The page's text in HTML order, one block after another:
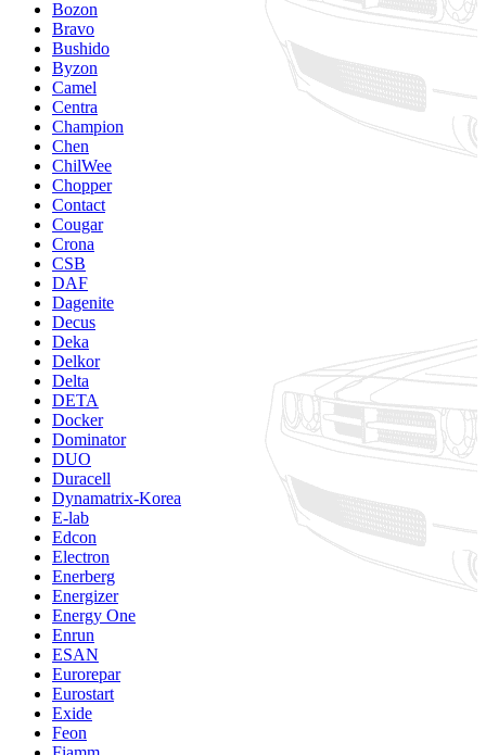
Bozon
Bravo
Bushido
Byzon
Camel
Centra
Champion
Chen
ChilWee
Chopper
Contact
Cougar
Crona
CSB
DAF
Dagenite
Decus
Deka
Delkor
Delta
DETA
Docker
Dominator
DUO
Duracell
Dynamatrix-Korea
E-lab
Edcon
Electron
Enerberg
Energizer
Energy One
Enrun
ESAN
Eurorepar
Eurostart
Exide
Feon